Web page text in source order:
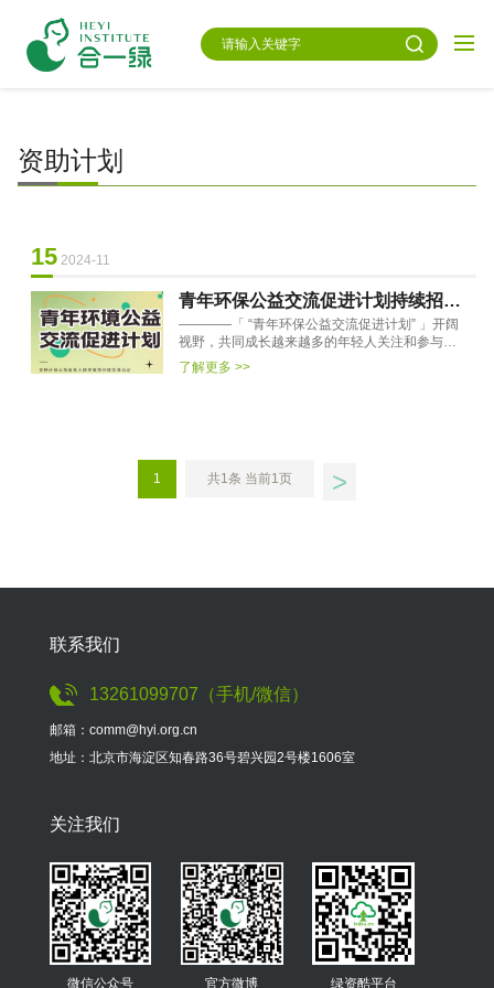
资助计划
15 2024-11
青年环保公益交流促进计划持续招募
申请中
————「 “青年环保公益交流促进计划” 」开阔
视野，共同成长越来越多的年轻人关注和参与到
环保公益，采取了许多卓有成效的行动。为了让
这些对环保有爱的年···
了解更多 >>
1 共1条 当前1页 >
联系我们
13261099707（手机/微信）
邮箱：comm@hyi.org.cn
地址：北京市海淀区知春路36号碧兴园2号楼1606室
关注我们
微信公众号 官方微博 绿资酷平台